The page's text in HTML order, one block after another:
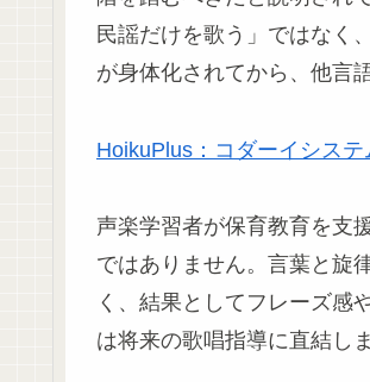
民謡だけを歌う」ではなく
が身体化されてから、他言
HoikuPlus：コダーイシステ
声楽学習者が保育教育を支
ではありません。言葉と旋
く、結果としてフレーズ感
は将来の歌唱指導に直結し